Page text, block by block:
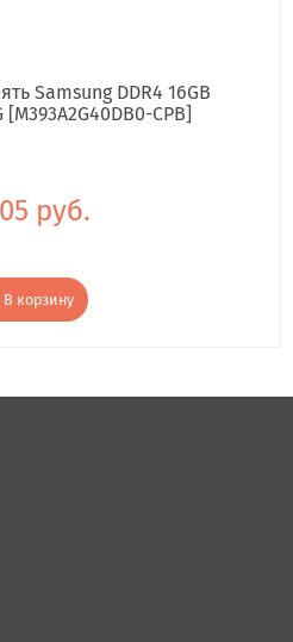
Samsung DDR4 16GB
[M393A2G40DB0-CPB]
руб.
В корзину